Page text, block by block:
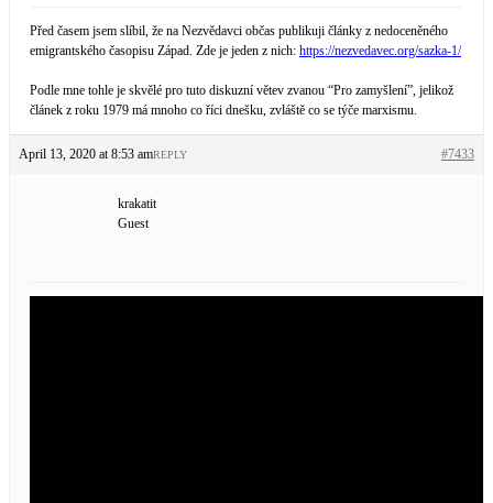
Před časem jsem slíbil, že na Nezvědavci občas publikuji články z nedoceněného
emigrantského časopisu Západ. Zde je jeden z nich: https://nezvedavec.org/sazka-1/
Podle mne tohle je skvělé pro tuto diskuzní větev zvanou “Pro zamyšlení”, jelikož
článek z roku 1979 má mnoho co říci dnešku, zvláště co se týče marxismu.
April 13, 2020 at 8:53 am #7433
REPLY
krakatit
Guest